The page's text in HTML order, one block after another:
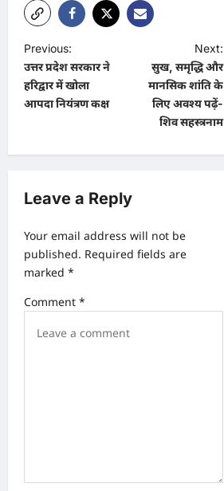
P
o
s
n
v
g
a
t
Previous:
उत्तर प्रदेश सरकार ने
हरिद्वार में खोला
आपदा नियंत्रण कक्ष
Next:
सुख, समृद्धि और
मानसिक शांति के
लिए अवश्य पढ़ें-
शिव सहस्त्रनाम
Leave a Reply
Your email address will not be
published. Required fields are
marked *
Comment *